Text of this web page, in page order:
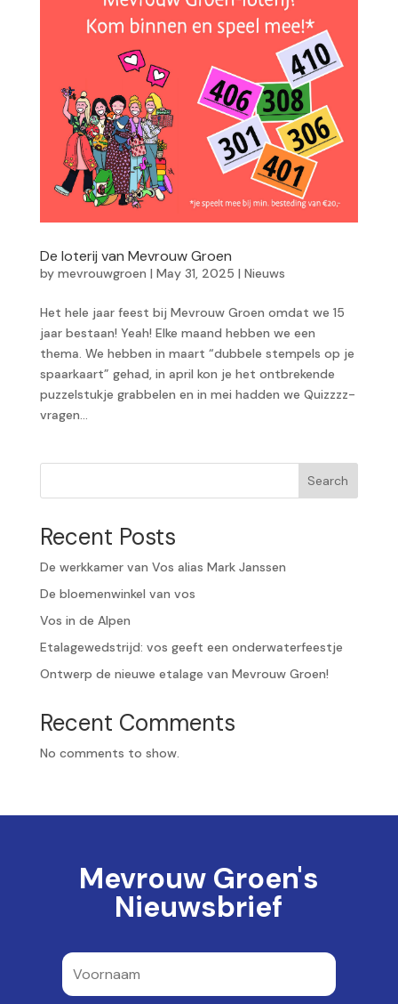
De loterij van Mevrouw Groen
by mevrouwgroen | May 31, 2025 | Nieuws
Het hele jaar feest bij Mevrouw Groen omdat we 15
jaar bestaan! Yeah! Elke maand hebben we een
thema. We hebben in maart “dubbele stempels op je
spaarkaart” gehad, in april kon je het ontbrekende
puzzelstukje grabbelen en in mei hadden we Quizzzz-
vragen...
Search
Recent Posts
De werkkamer van Vos alias Mark Janssen
De bloemenwinkel van vos
Vos in de Alpen
Etalagewedstrijd: vos geeft een onderwaterfeestje
Ontwerp de nieuwe etalage van Mevrouw Groen!
Recent Comments
No comments to show.
Mevrouw Groen's
Nieuwsbrief